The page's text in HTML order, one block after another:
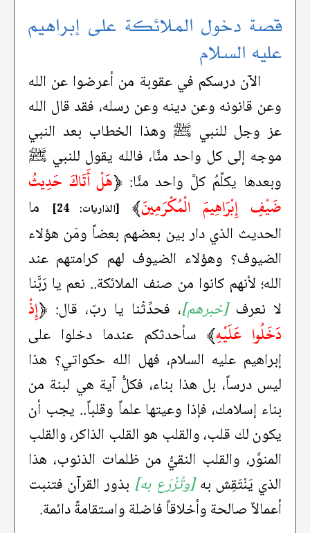
قصة دخول الملائكة على إبراهيم
عليه السلام
الآن درسكم في عقوبة من أعرضوا عن الله
وعن قانونه وعن دينه وعن رسله، فقد قال الله
عز وجل للنبي ﷺ وهذا الخطاب بعد النبي
موجه إلى كل واحد منَّا، فالله يقول للنبي ﷺ
وبعدها يكلِّمُ كلَّ واحد منَّا: ﴿هَلْ أَتَاكَ حَدِيثُ
ضَيْفِ إِبْرَاهِيمَ الْمُكْرَمِينَ﴾ [الذاريات: 24]
ما
الحديث الذي دار بين بعضهم بعضاً ومَن هؤلاء
الضيوف؟ وهؤلاء الضيوف لهم كرامتهم عند
الله؛ لأنهم كانوا من صنف الملائكة.. نعم يا رَبَّنا
لا نعرف[خبرهم]، فحدِّثْنا يا ربّ، قال: ﴿إِذْ
دَخَلُوا عَلَيْهِ﴾ سأحدثكم عندما دخلوا على
إبراهيم عليه السلام، فهل الله حكواتي؟ هذا
ليس درساً، بل هذا بناء، فكلُّ آية هي لبنة من
بناء إسلامك، فإذا وعيتها علماً وقلباً.. يجب أن
يكون لك قلب، والقلب هو القلب الذاكر، والقلب
المنوَّر، والقلب النقيُّ من ظلمات الذنوب، هذا
الذي يَنْتَقِش به[وتُزْرَع به] بذور القرآن فتنبت
أعمالاً صالحة وأخلاقاً فاضلة واستقامةً دائمة.